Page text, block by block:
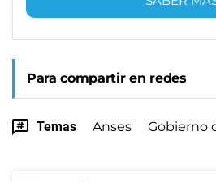
Para compartir en redes
Temas Anses Gobierno